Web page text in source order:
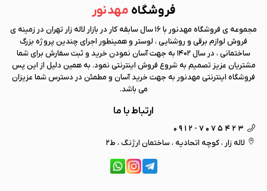
فروشگاه مهد نور
مجموعه ی فروشگاه مهد نور
با 16 سال سابقه کار در بازار لاله زار تهران در زمینه ی
فروش لوازم برقی و روشنایی ، لوستر و همینطور اجرای چندین پروژه بزرگ
ساختمانی ، در سال 1402 به جهت آسان نمودن خرید و ثبت سفارش برای شما
مشتریان عزیز تصمیم به شروع فروش اینترنتی نمود. به همین دلیل از این پس
فروشگاه اینترنتی مهد نور به جهت خرید آسان و مطمئن در دسترس شما عزیزان
می باشد.
ارتباط با ما
0912-7075423
لاله زار ، کوچه اتحادیه ، ساختمان ارژنگ ، ط2